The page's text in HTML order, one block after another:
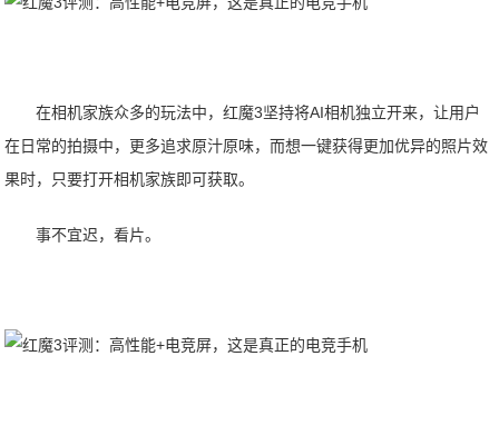
在相机家族众多的玩法中，红魔3坚持将AI相机独立开来，让用户
在日常的拍摄中，更多追求原汁原味，而想一键获得更加优异的照片效
果时，只要打开相机家族即可获取。
事不宜迟，看片。